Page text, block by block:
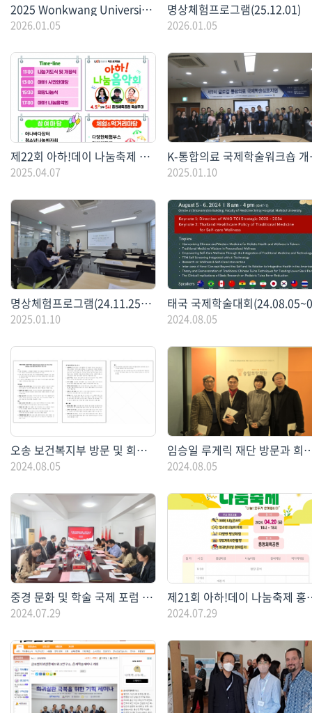
2025 Wonkwang University JABA ER&BD Bridge Day
2026.01.05
명상체험프로그램(25.12.01)
2026.01.05
제22회 아하!데이 나눔축제 홍보관 운영(25년도)
2025.04.07
K-통
2025.01.10
명상체험프로그램(24.11.25~12.16)
2025.01.10
태국 국제학술대회
2024.08.05
오송 보건복지부 방문 및 희귀질환전문요양병원 건립 타진(24.04)
2024.08.05
임승일 루게릭 재단 방문과 희귀난
2024.08.05
중경 문화 및 학술 국제 포럼 참석을 통한 희귀질환 및 의학 관련 연구교류(24.06.01
2024.07.29
제21회 아하
2024.07.29